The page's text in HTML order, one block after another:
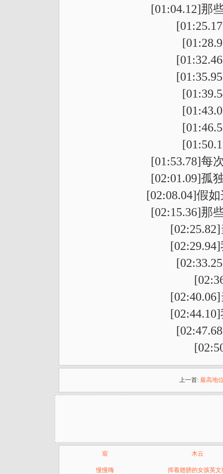
[01:04.12]那
[01:53.78]每
[02:01.09]孤
[02:08.04]假
[02:15.36]那
上一首: 最高地
宸 木云
慢慢嗨 挥着翅膀的女孩英文